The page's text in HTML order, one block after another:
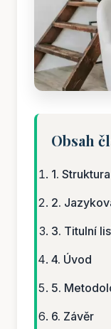
Obsah
1.
2.
3. Titulní
4. Úvod
5.
6. Závěr